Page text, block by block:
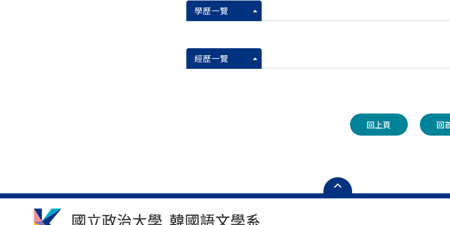
學歷一覽
經歷一覽
回上頁 回